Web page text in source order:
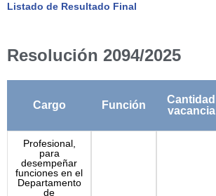
Listado de Resultado Final
Resolución 2094/2025
Cargo Función
Cantidad
vacancia
Profesional,
para
desempeñar
funciones en el
Departamento
de